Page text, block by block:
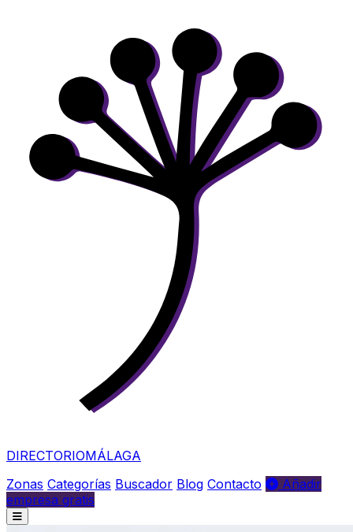
DIRECTORIOMÁLAGA
Zonas Categorías Buscador Blog Contacto
Añadir
empresa gratis